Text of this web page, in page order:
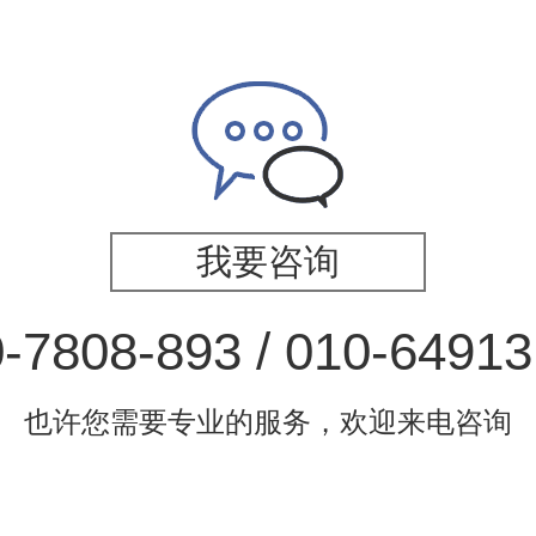
我要咨询
7808-893 / 010-
也许您需要专业的服务，欢迎来电咨询